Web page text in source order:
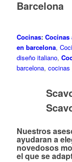
Cocinas: Cocinas
en barcelona,
diseño italiano,
barcelona, cocinas
Nuestros
ayudaran a
novedosos
el que se